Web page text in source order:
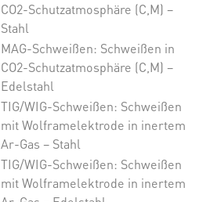
CO2-Schutzatmosphäre (C,M) –
Stahl
MAG-Schweißen: Schweißen in
CO2-Schutzatmosphäre (C,M) –
Edelstahl
TIG/WIG-Schweißen: Schweißen
mit Wolframelektrode in inertem
Ar-Gas – Stahl
TIG/WIG-Schweißen: Schweißen
mit Wolframelektrode in inertem